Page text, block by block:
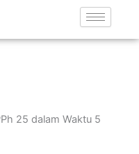
25 dalam Waktu 5